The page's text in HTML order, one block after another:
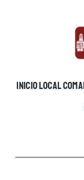
INICIOLOCAL